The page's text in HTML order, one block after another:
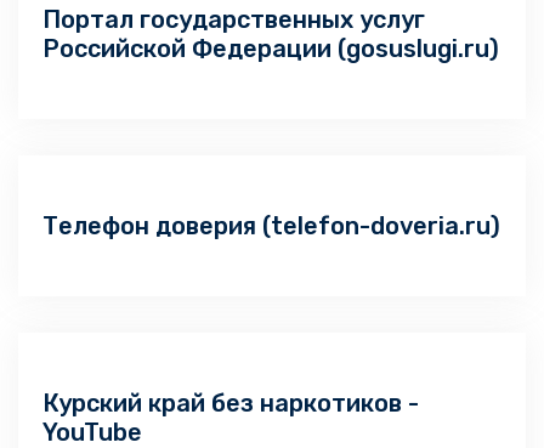
Портал государственных услуг
Российской Федерации (gosuslugi.ru)
Телефон доверия (telefon-doveria.ru)
Курский край без наркотиков -
YouTube